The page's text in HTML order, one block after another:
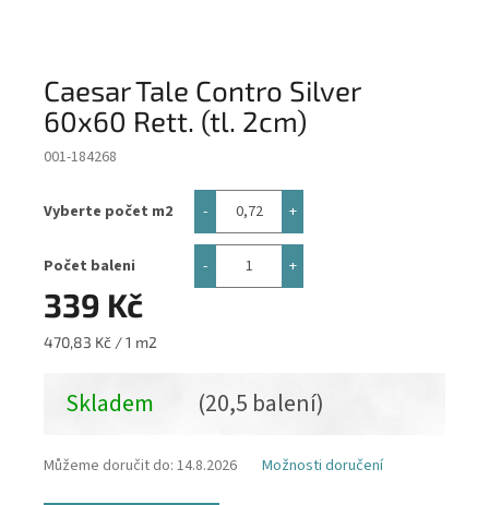
Caesar Tale Contro Silver
60x60 Rett. (tl. 2cm)
001-184268
Vyberte počet m2
Počet baleni
339 Kč
Měrná
470,83 Kč / 1 m2
Skladem (20,5 balení)
Můžeme doručit do: 14.8.2026 Možnosti doručení